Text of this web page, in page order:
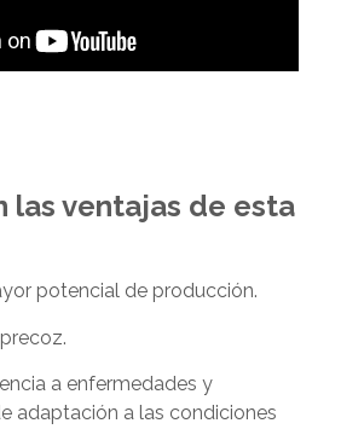
las ventajas de esta
potencial de producción.
a enfermedades y
adaptación a las condiciones